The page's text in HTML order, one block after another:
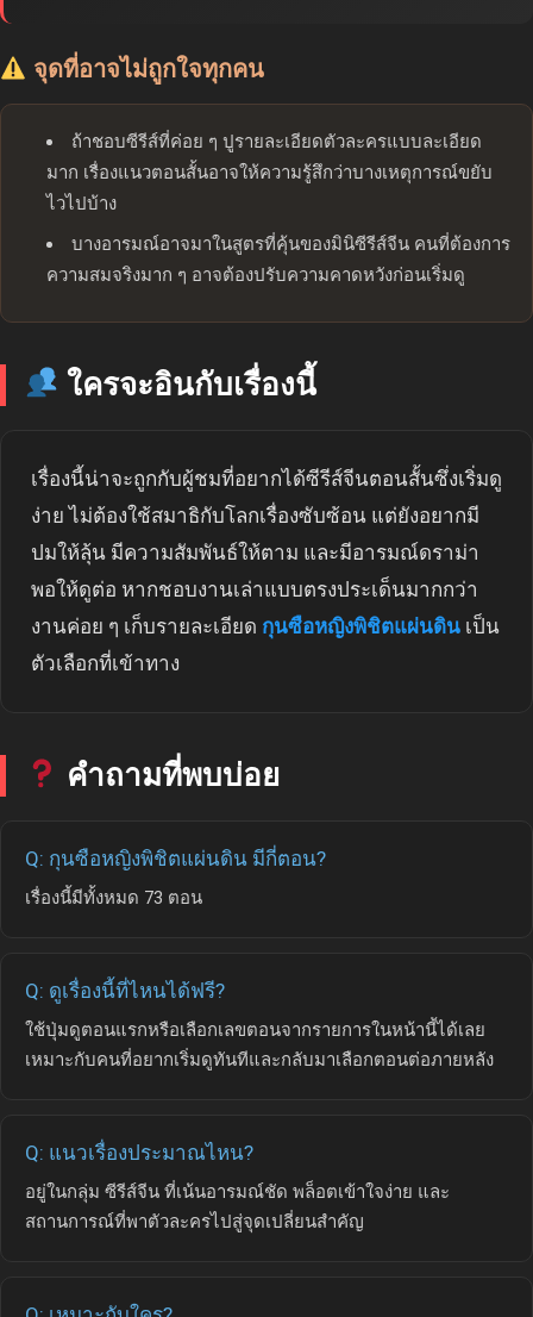
จุดที่อาจไม่ถูกใจทุกคน
ถ้าชอบซีรีส์ที่ค่อย ๆ ปูรายละเอียดตัวละครแบบละเอียด
มาก เรื่องแนวตอนสั้นอาจให้ความรู้สึกว่าบางเหตุการณ์ขยับ
ไวไปบ้าง
บางอารมณ์อาจมาในสูตรที่คุ้นของมินิซีรีส์จีน คนที่ต้องการ
ความสมจริงมาก ๆ อาจต้องปรับความคาดหวังก่อนเริ่มดู
ใครจะอินกับเรื่องนี้
เรื่องนี้น่าจะถูกกับผู้ชมที่อยากได้ซีรีส์จีนตอนสั้นซึ่งเริ่มดู
ง่าย ไม่ต้องใช้สมาธิกับโลกเรื่องซับซ้อน แต่ยังอยากมี
ปมให้ลุ้น มีความสัมพันธ์ให้ตาม และมีอารมณ์ดราม่า
พอให้ดูต่อ หากชอบงานเล่าแบบตรงประเด็นมากกว่า
งานค่อย ๆ เก็บรายละเอียด กุนซือหญิงพิชิตแผ่นดิน เป็น
ตัวเลือกที่เข้าทาง
คำถามที่พบบ่อย
Q: กุนซือหญิงพิชิตแผ่นดิน มีกี่ตอน?
เรื่องนี้มีทั้งหมด 73 ตอน
Q: ดูเรื่องนี้ที่ไหนได้ฟรี?
ใช้ปุ่มดูตอนแรกหรือเลือกเลขตอนจากรายการในหน้านี้ได้เลย
เหมาะกับคนที่อยากเริ่มดูทันทีและกลับมาเลือกตอนต่อภายหลัง
Q: แนวเรื่องประมาณไหน?
อยู่ในกลุ่ม ซีรีส์จีน ที่เน้นอารมณ์ชัด พล็อตเข้าใจง่าย และ
สถานการณ์ที่พาตัวละครไปสู่จุดเปลี่ยนสำคัญ